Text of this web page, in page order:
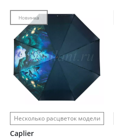
Новинка
Несколько расцветок модели
Caplier